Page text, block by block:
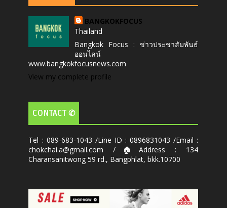
BANGKOKFOCUS
Thailand
Bangkok Focus : ข่าวประชาสัมพันธ์
ออนไลน์
www.bangkokfocusnews.com
View my complete profile
CONTACT ✆
Tel : 089-683-1043 /Line ID : 0896831043 /Email :
chokchai.a@gmail.com /🏠Address : 134
Charansanitwong 59 rd., Bangphlat, bkk.10700